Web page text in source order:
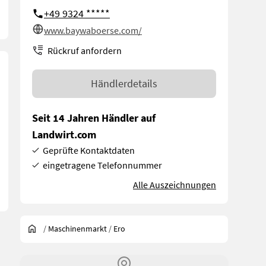
+49 9324 *****
www.baywaboerse.com/
Rückruf anfordern
Händlerdetails
Seit 14 Jahren Händler auf
Landwirt.com
Geprüfte Kontaktdaten
eingetragene Telefonnummer
Alle Auszeichnungen
/ Maschinenmarkt / Ero